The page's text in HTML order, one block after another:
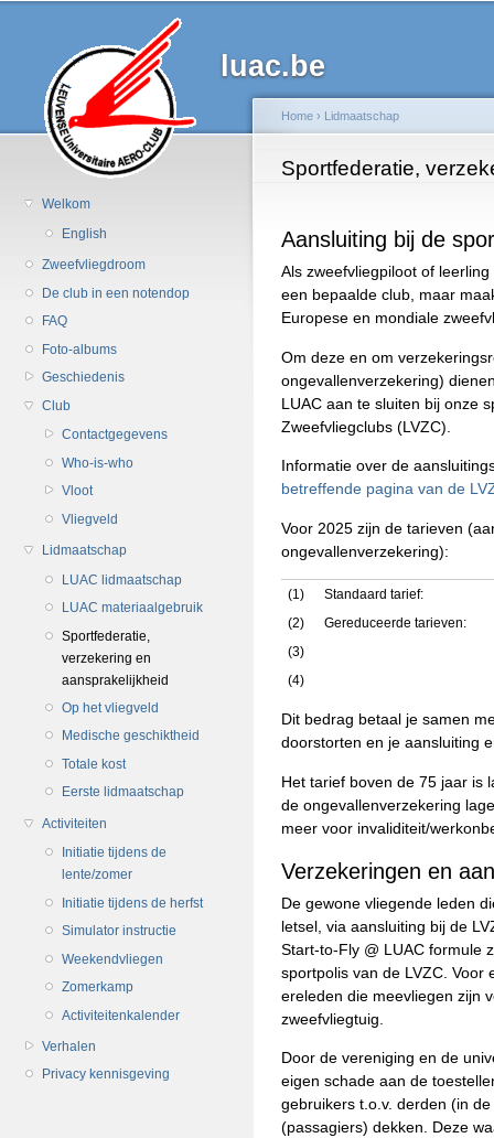
luac.be
Welkom
English
Zweefvliegdroom
De club in een notendop
FAQ
Foto-albums
Geschiedenis
Club
Contactgegevens
Who-is-who
Vloot
Vliegveld
Lidmaatschap
LUAC lidmaatschap
LUAC materiaalgebruik
Sportfederatie,
verzekering en
aansprakelijkheid
Op het vliegveld
Medische geschiktheid
Totale kost
Eerste lidmaatschap
Activiteiten
Initiatie tijdens de
lente/zomer
Initiatie tijdens de herfst
Simulator instructie
Weekendvliegen
Zomerkamp
Activiteitenkalender
Verhalen
Privacy kennisgeving
U bent hier
Home › Lidmaatschap
Sportfederatie,
Aansluiting bij de
Als zweefvliegpiloot of
een bepaalde club, maar
Europese en mondiale
Om deze en om
ongevallenverzekering)
LUAC aan te sluiten bij onze
Zweefvliegclubs (LVZC).
Informatie over de
betreffende pagina van de
Voor 2025 zijn de tarieven
ongevallenverzekering):
(1)
Standaard tarief:
(2)
Gereduceerde tarieven:
(3)
(4)
Dit bedrag betaal je samen
doorstorten en je aansluiting
Het tarief boven de 75 jaar is
de ongevallenverzekering
meer voor invaliditeit/
Verzekeringen en
De gewone vliegende leden
letsel, via aansluiting bij de
Start-to-Fly @ LUAC formule
sportpolis van de LVZC.
ereleden die meevliegen zijn
zweefvliegtuig.
Door de vereniging en de
eigen schade aan de
gebruikers t.o.v. derden (in
(passagiers) dekken. Deze